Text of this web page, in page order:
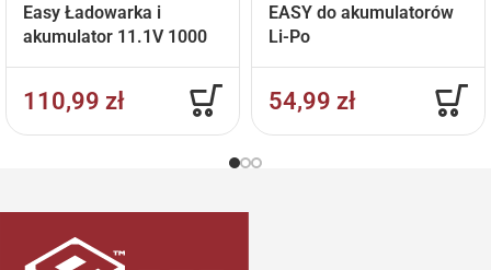
Easy Ładowarka i
akumulator 11.1V 1000
110,99 zł
EASY do akumulatorów
Li-Po
54,99 zł